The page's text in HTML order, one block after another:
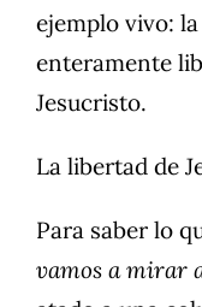
ejemplo vivo:
enteramente
Jesucristo.
La libertad de
Para saber lo
vamos a mirar